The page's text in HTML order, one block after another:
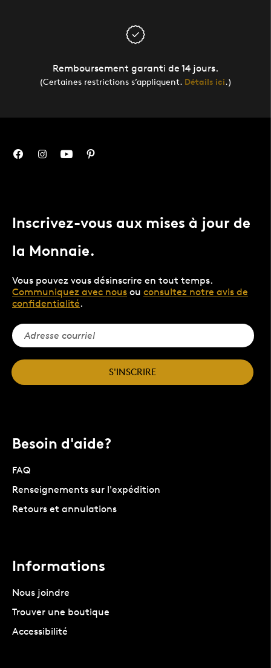
Remboursement garanti de 14 jours.
(Certaines restrictions s’appliquent. Détails ici.)
Inscrivez-vous aux mises à jour de
la Monnaie.
Vous pouvez vous désinscrire en tout temps.
Communiquez avec nous ou consultez notre avis de
confidentialité.
S'INSCRIRE
Besoin d'aide?
FAQ
Renseignements sur l'expédition
Retours et annulations
Informations
Nous joindre
Trouver une boutique
Accessibilité